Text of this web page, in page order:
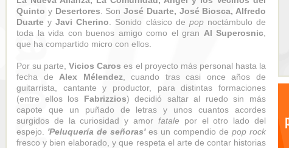
Quinto y Desertores . Son José Duarte, José Biosca, Alfredo
Duarte yJavi Cherino . Sonido clásico de popnoctámbulo de
toda la vida con buenos amigo como el gran Al Superosnic
que ha compartido micro con ellos.
Por su parte,Vicios Caros es el proyecto más personal hasta la
fecha de Alex Mélendez , cuando tras casi once años de
guitarrista, cantante y productor, para distintas formaciones
(entre ellos los Fabrizzios) decidió saltar al ruedo sin más
capote que un puñado de letras y unos cuantos acordes
surgidos de la curiosidad y amor fatalepor el otro lado del
espejo. 'Peluquería de señoras'es un compendio de pop rock
fresco y bien elaborado, y que respeta el arte de contar historias